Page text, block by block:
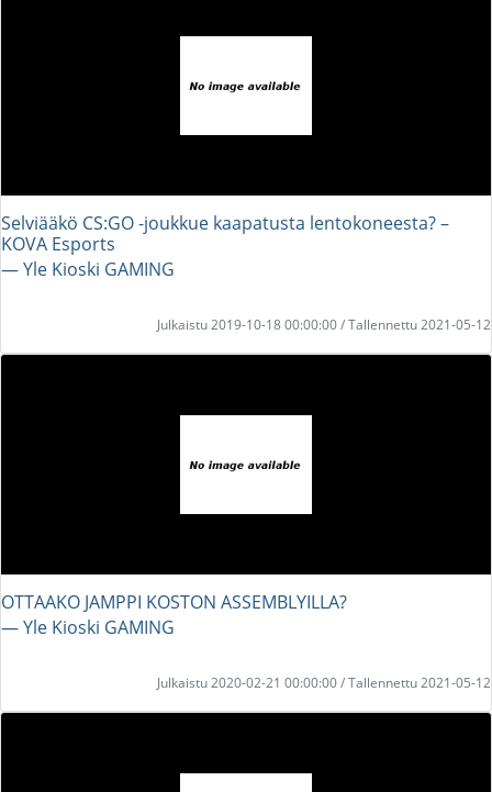
Selviääkö CS:GO -joukkue kaapatusta lentokoneesta? –
KOVA Esports
― Yle Kioski GAMING
Julkaistu 2019-10-18 00:00:00 / Tallennettu 2021-05-12
OTTAAKO JAMPPI KOSTON ASSEMBLYILLA?
― Yle Kioski GAMING
Julkaistu 2020-02-21 00:00:00 / Tallennettu 2021-05-12